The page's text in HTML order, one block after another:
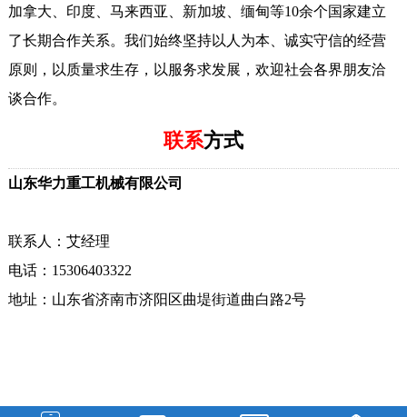
加拿大、印度、马来西亚、新加坡、缅甸等10余个国家建立
了长期合作关系。我们始终坚持以人为本、诚实守信的经营
原则，以质量求生存，以服务求发展，欢迎社会各界朋友洽
谈合作。
联系方式
山东华力重工机械有限公司
联系人：艾经理
电话：15306403322
地址：山东省济南市济阳区曲堤街道曲白路2号